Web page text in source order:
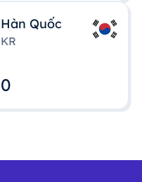
Hàn Quốc
KR
0